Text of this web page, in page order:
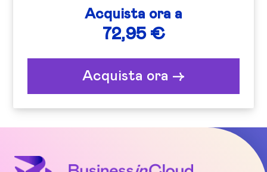
Acquista ora a
72,95 €
Acquista ora ->